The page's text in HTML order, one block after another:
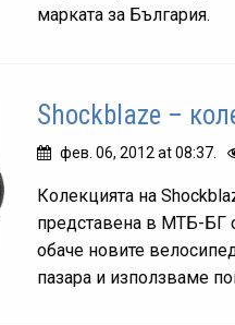
марката за България.
Shockblaze –
фев. 06, 2012 at 08:37.
Колекцията на
представена в МТБ-БГ
обаче новите
пазара и използваме